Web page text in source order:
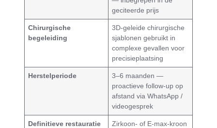
geciteerde prijs
Chirurgische
begeleiding
3D-geleide chirurgische
sjablonen gebruikt in
complexe gevallen voor
precisieplaatsing
Herstelperiode
3–6 maanden —
proactieve follow-up op
afstand via WhatsApp /
videogesprek
Definitieve restauratie
Zirkoon- of E-max-kroon